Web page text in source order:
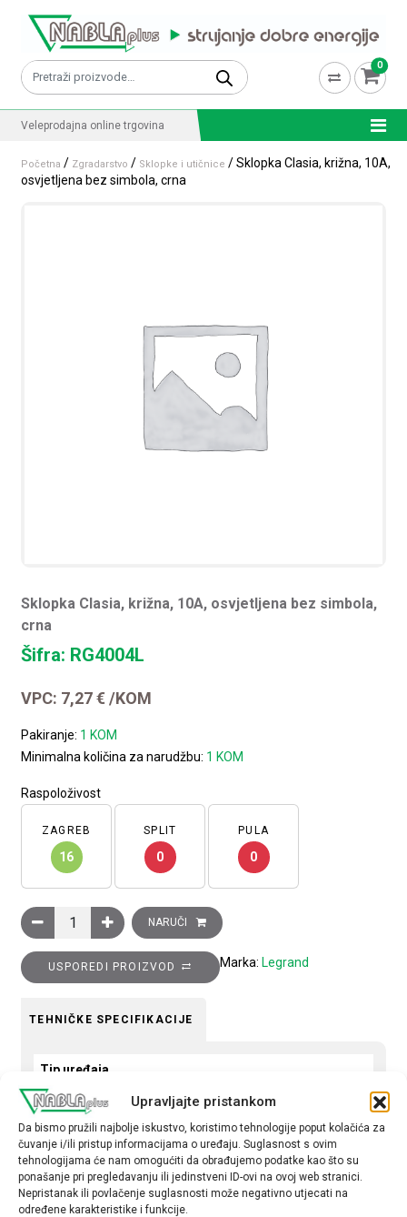
Upravljajte pristankom
Da bismo pružili najbolje iskustvo, koristimo tehnologije poput kolačića za
čuvanje i/ili pristup informacijama o uređaju. Suglasnost s ovim
tehnologijama će nam omogućiti da obrađujemo podatke kao što su
ponašanje pri pregledavanju ili jedinstveni ID-ovi na ovoj web stranici.
Nepristanak ili povlačenje suglasnosti može negativno utjecati na
određene karakteristike i funkcije.
Pretraži: 0
Veleprodajna online trgovina
Početna / Zgradarstvo / Sklopke i utičnice / Sklopka Clasia, križna, 10A,
osvjetljena bez simbola, crna
Sklopka Clasia, križna, 10A, osvjetljena bez simbola,
crna
Šifra: RG4004L
VPC: 7,27€ /KOM
Pakiranje: 1 KOM
Minimalna količina za narudžbu: 1 KOM
Raspoloživost
ZAGREB
16
SPLIT
0
PULA
0
Sklopka Clasia, križna, 10A, osvjetljena bez simbola, crna
NARUČI
USPOREDI PROIZVOD Marka: Legrand
TEHNIČKE SPECIFIKACIJE
Tip uređaja
Sklopka
Tip
križna